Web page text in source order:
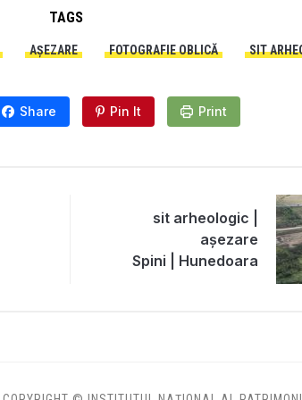
TAGS
AȘEZARE FOTOGRAFIE OBLICĂ SIT
Share Pin It Print
sit arheologic |
așezare
Spini | Hunedoara